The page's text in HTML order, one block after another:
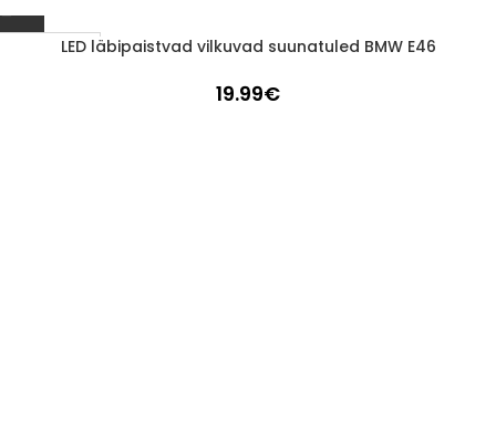
1-3 d.d.
LED läbipaistvad vilkuvad suunatuled BMW E46
19.99€